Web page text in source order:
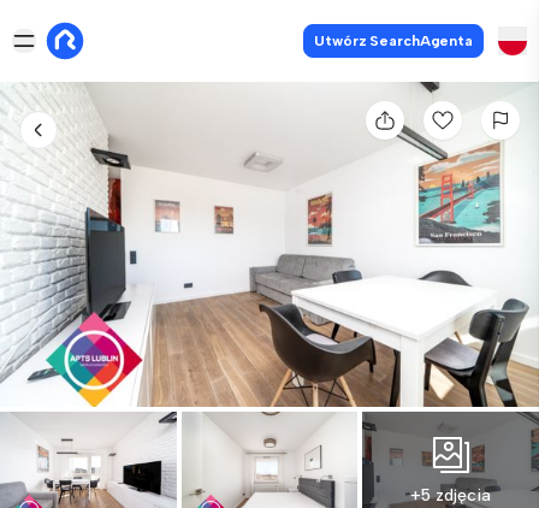
Utwórz SearchAgenta
+5 zdjęcia